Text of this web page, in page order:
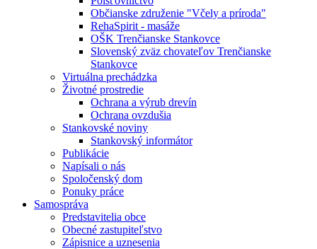
Občianske združenie "Včely a príroda"
RehaSpirit - masáže
OŠK Trenčianske Stankovce
Slovenský zväz chovateľov Trenčianske
Stankovce
Virtuálna prechádzka
Životné prostredie
Ochrana a výrub drevín
Ochrana ovzdušia
Stankovské noviny
Stankovský informátor
Publikácie
Napísali o nás
Spoločenský dom
Ponuky práce
Samospráva
Predstavitelia obce
Obecné zastupiteľstvo
Zápisnice a uznesenia